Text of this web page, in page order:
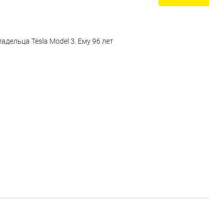
Tesla Model 3. Ему 96 лет